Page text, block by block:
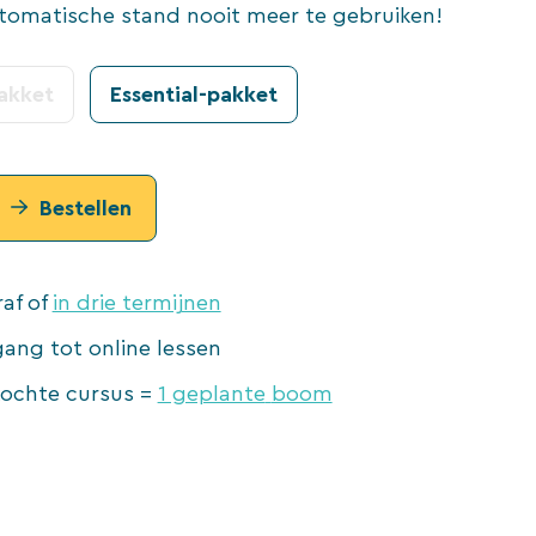
stand nooit meer te gebruiken!
Essential-pakket
Bestellen
of in drie termijnen
tot online lessen
cursus = 1 geplante boom